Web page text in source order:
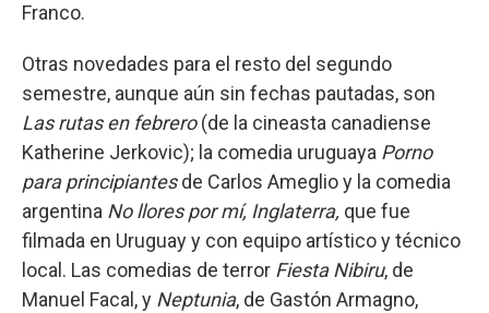
Franco.
Otras novedades para el resto del segundo
semestre, aunque aún sin fechas pautadas, son
Las rutas en febrero(de la cineasta canadiense
Katherine Jerkovic); la comedia uruguaya Porno
para principiantesde Carlos Ameglio y la comedia
argentina No llores por mí, Inglaterra, que fue
filmada en Uruguay y con equipo artístico y técnico
local. Las comedias de terror Fiesta Nibiru, de
Manuel Facal, y Neptunia, de Gastón Armagno,